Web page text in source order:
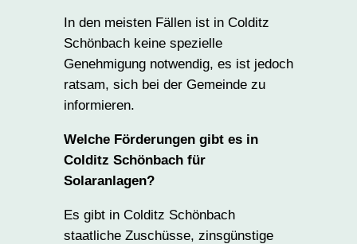
In den meisten Fällen ist in Colditz
Schönbach keine spezielle
Genehmigung notwendig, es ist jedoch
ratsam, sich bei der Gemeinde zu
informieren.
Welche Förderungen gibt es in
Colditz Schönbach für
Solaranlagen?
Es gibt in Colditz Schönbach
staatliche Zuschüsse, zinsgünstige